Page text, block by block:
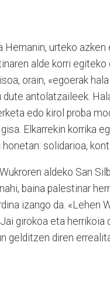
urteko
alde korri
orain, «egoerak
antolatzaileek.
edo kirol proba
Elkarrekin korrika
solidarioa,
aldeko San
baina palestinar
izango da. «Lehen
girokoa eta
gelditzen diren